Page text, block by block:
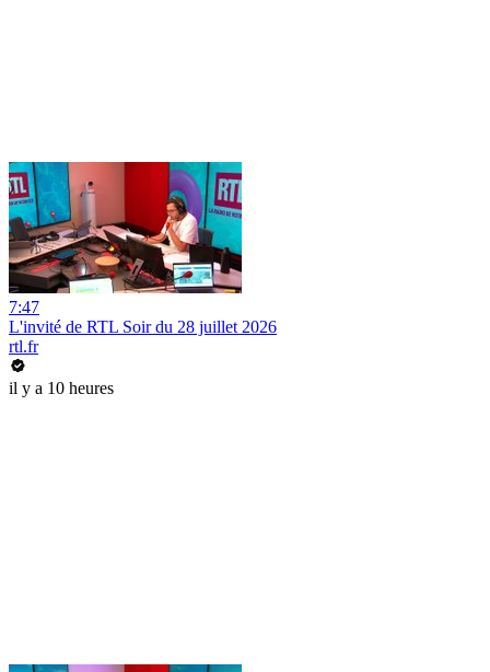
7:47
L'invité de RTL Soir du 28 juillet 2026
rtl.fr
il y a 10 heures